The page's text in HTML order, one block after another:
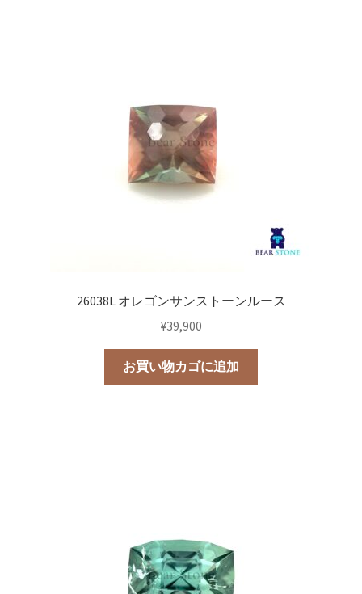
26038L オレゴンサンストーンルース
¥39,900
お買い物カゴに追加